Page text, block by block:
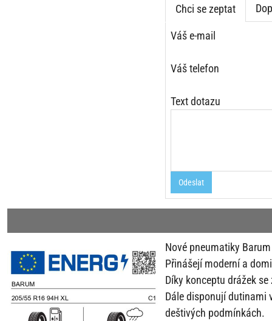
Chci se zeptat
Váš e-mail
Váš telefon
Text dotazu
Odeslat
Nové pneumatiky
Přinášejí moderní a
Díky konceptu drážek
Dále disponují dutinami
deštivých podmínkách.